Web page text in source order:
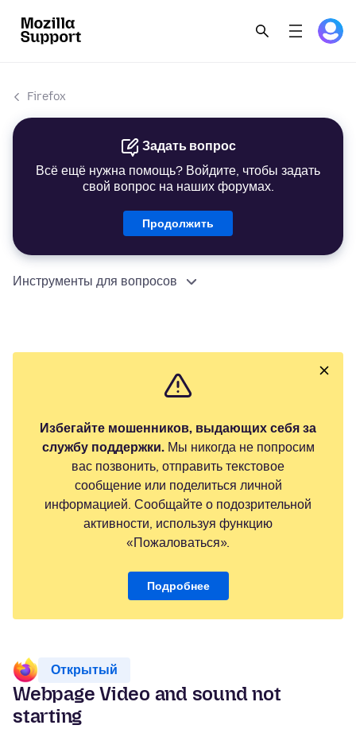
Firefox
Задать вопрос
Всё ещё нужна помощь? Войдите, чтобы задать
свой вопрос на наших форумах.
Продолжить
Инструменты для вопросов
Избегайте мошенников, выдающих себя за
службу поддержки.Мы никогда не попросим
вас позвонить, отправить текстовое
сообщение или поделиться личной
информацией. Сообщайте о подозрительной
активности, используя функцию
«Пожаловаться».
Подробнее
Открытый
Webpage Video and sound not
starting